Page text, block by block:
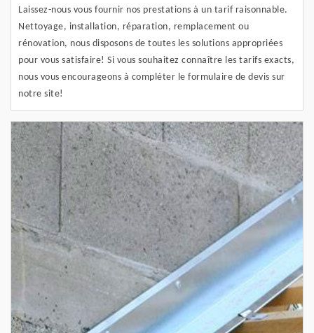
Laissez-nous vous fournir nos prestations à un tarif raisonnable.
Nettoyage, installation, réparation, remplacement ou
rénovation, nous disposons de toutes les solutions appropriées
pour vous satisfaire! Si vous souhaitez connaître les tarifs exacts,
nous vous encourageons à compléter le formulaire de devis sur
notre site!